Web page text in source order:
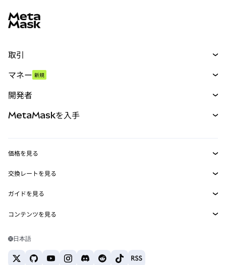
取引
パーペチュアル
RWA
マネー 新規
開発者
MetaMask Connect
Snaps
Web3サービス
MetaMaskを入手
セキュリティ
サポート
キャリア
お問い合わせ
価格を見る
イーサリアムの価格
Solanaの価格
Tetherの価格
交換レートを見る
ETH→USD
USDT→INR
BTC→INR
ETH→USDT
ガイドを見る
ETHの購入
USDTの購入
コンテンツを見る
Solanaウォレット
日本語